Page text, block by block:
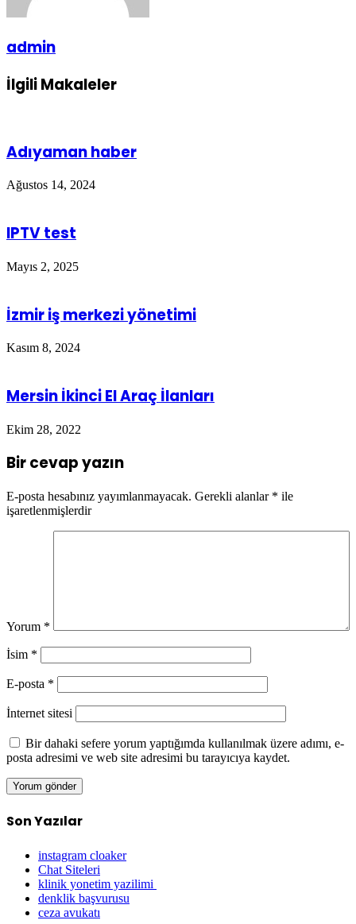
admin
İlgili Makaleler
Adıyaman haber
Ağustos 14, 2024
IPTV test
Mayıs 2, 2025
İzmir iş merkezi yönetimi
Kasım 8, 2024
Mersin İkinci El Araç İlanları
Ekim 28, 2022
Bir cevap yazın
E-posta hesabınız yayımlanmayacak. Gerekli alanlar * ile
işaretlenmişlerdir
Yorum *
İsim *
E-posta *
İnternet sitesi
Bir dahaki sefere yorum yaptığımda kullanılmak üzere adımı, e-
posta adresimi ve web site adresimi bu tarayıcıya kaydet.
Son Yazılar
instagram cloaker
Chat Siteleri
klinik yonetim yazilimi
denklik başvurusu
ceza avukatı